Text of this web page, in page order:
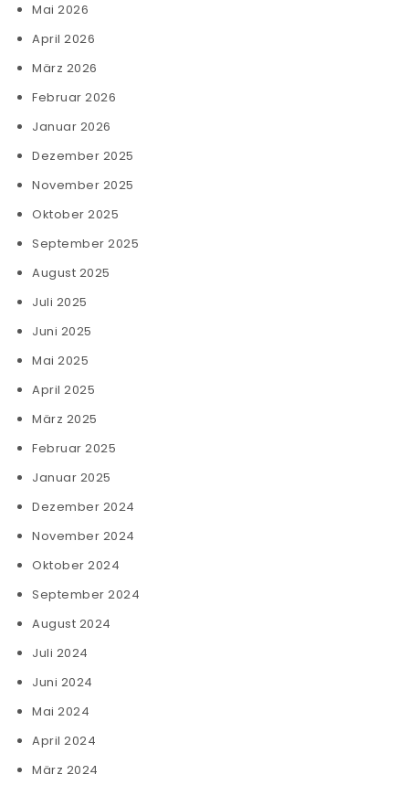
Mai 2026
April 2026
März 2026
Februar 2026
Januar 2026
Dezember 2025
November 2025
Oktober 2025
September 2025
August 2025
Juli 2025
Juni 2025
Mai 2025
April 2025
März 2025
Februar 2025
Januar 2025
Dezember 2024
November 2024
Oktober 2024
September 2024
August 2024
Juli 2024
Juni 2024
Mai 2024
April 2024
März 2024